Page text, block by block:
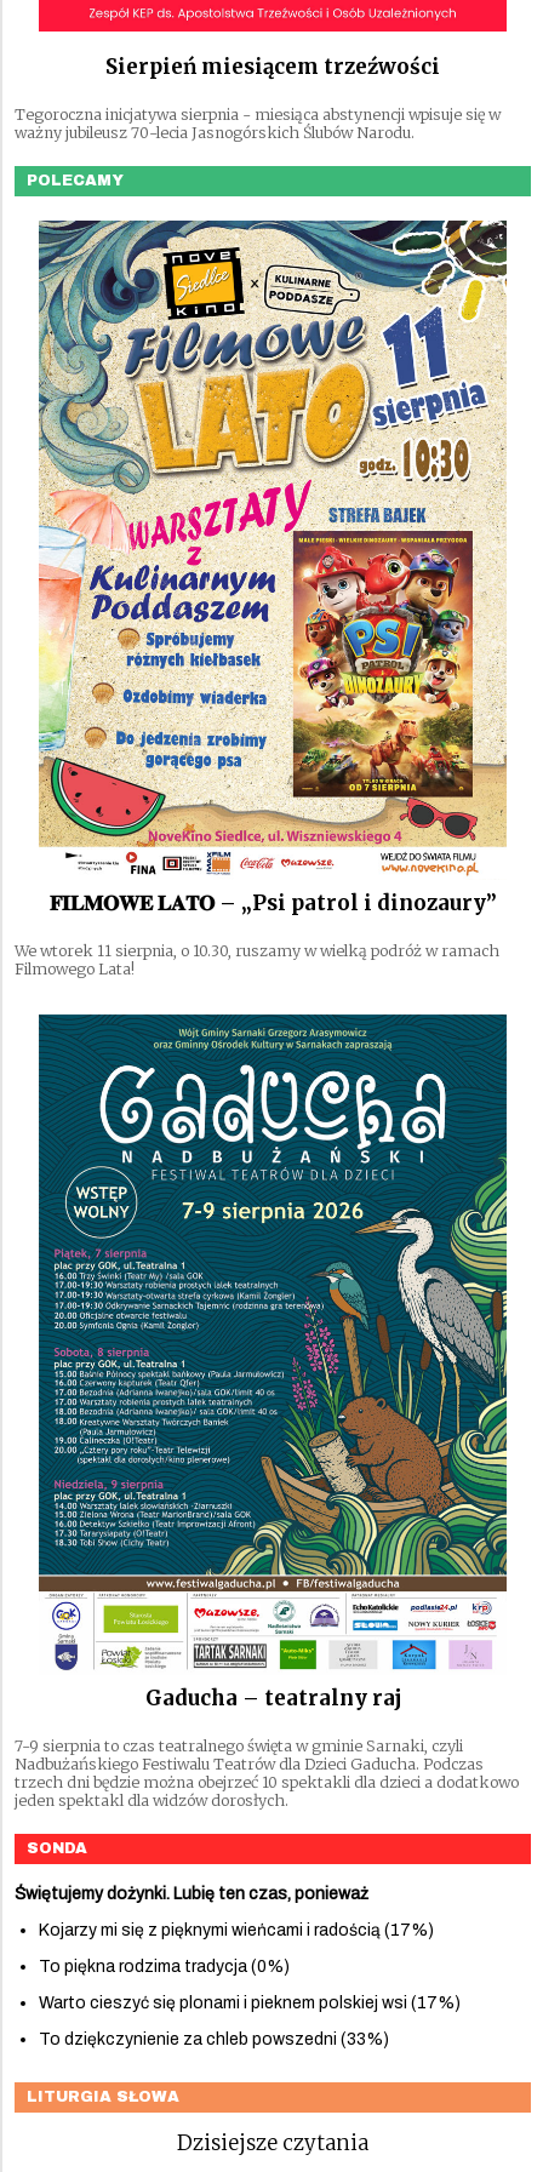
Sierpień miesiącem trzeźwości
Tegoroczna inicjatywa sierpnia - miesiąca abstynencji wpisuje się w
ważny jubileusz 70-lecia Jasnogórskich Ślubów Narodu.
POLECAMY
𝐅𝐈𝐋𝐌𝐎𝐖𝐄 𝐋𝐀𝐓𝐎 – „Psi patrol i dinozaury”
We wtorek 11 sierpnia, o 10.30, ruszamy w wielką podróż w ramach
Filmowego Lata!
Gaducha – teatralny raj
7-9 sierpnia to czas teatralnego święta w gminie Sarnaki, czyli
Nadbużańskiego Festiwalu Teatrów dla Dzieci Gaducha. Podczas
trzech dni będzie można obejrzeć 10 spektakli dla dzieci a dodatkowo
jeden spektakl dla widzów dorosłych.
SONDA
Świętujemy dożynki. Lubię ten czas, ponieważ
Kojarzy mi się z pięknymi wieńcami i radością (17%)
To piękna rodzima tradycja (0%)
Warto cieszyć się plonami i pieknem polskiej wsi (17%)
To dziękczynienie za chleb powszedni (33%)
LITURGIA SŁOWA
Dzisiejsze czytania